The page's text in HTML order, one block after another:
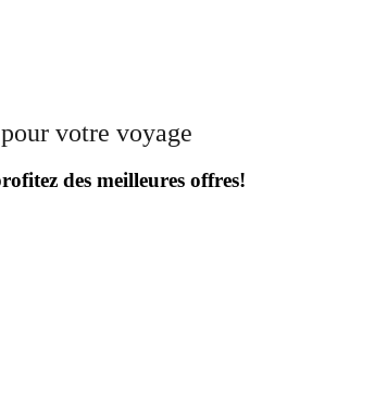
votre voyage
des meilleures offres!